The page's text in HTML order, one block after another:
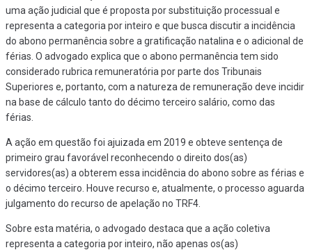
uma ação judicial que é proposta por substituição processual e
representa a categoria por inteiro e que busca discutir a incidência
do abono permanência sobre a gratificação natalina e o adicional de
férias. O advogado explica que o abono permanência tem sido
considerado rubrica remuneratória por parte dos Tribunais
Superiores e, portanto, com a natureza de remuneração deve incidir
na base de cálculo tanto do décimo terceiro salário, como das
férias.
A ação em questão foi ajuizada em 2019 e obteve sentença de
primeiro grau favorável reconhecendo o direito dos(as)
servidores(as) a obterem essa incidência do abono sobre as férias e
o décimo terceiro. Houve recurso e, atualmente, o processo aguarda
julgamento do recurso de apelação no TRF4.
Sobre esta matéria, o advogado destaca que a ação coletiva
representa a categoria por inteiro, não apenas os(as)